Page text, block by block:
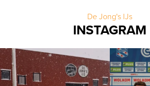
De Jong's IJs
INSTAGRAM